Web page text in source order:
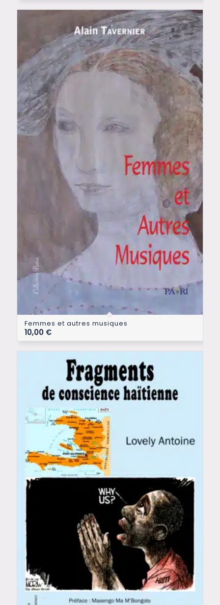
Femmes et autres musiques
10,00 €